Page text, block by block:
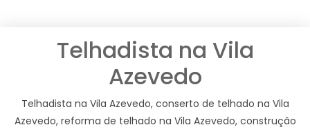
Telhadista na Vila
Azevedo
Telhadista na Vila Azevedo, conserto de telhado na Vila
Azevedo, reforma de telhado na Vila Azevedo, construção